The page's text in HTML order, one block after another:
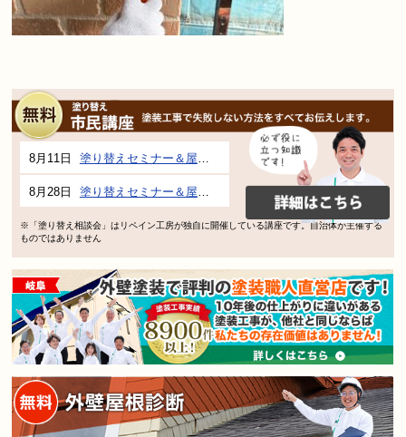
8月11日 塗り替えセミナー＆屋根、外壁の塗り替え市民講座 inぎふメディアコスモス
8月28日 塗り替えセミナー＆屋根、外壁の塗り替え市民講座 inぎふメディアコスモス
※「塗り替え相談会」はリペイン工房が独自に開催している講座です。自治体が主催する
ものではありません